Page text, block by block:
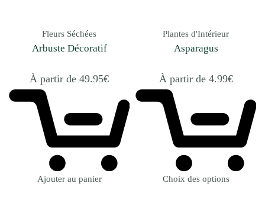
Fleurs Séchées
Arbuste Décoratif
À partir de 49.95€
Ajouter au panier
Plantes d'Intérieur
Asparagus
À partir de 4.99€
Choix des options